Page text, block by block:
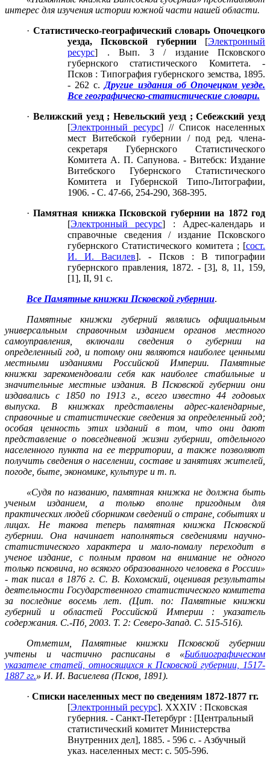
интерес для изучения истории южной части нашей области.
· Статистическо-географический словарь Опочецкого
уезда, Псковской губернии[Электронный
ресурс] . Вып. 3 / издание Псковского
губернского статистического Комитета. -
Псков : Типография губернского земства, 1895.
- 262 с. Другие издания об Опочецком уезде.
Все географическо-статистические словари.
· Велижский уезд ; Невельский уезд ; Себежский уезд
[Электронный ресурс] // Список населенных
мест Витебской губернии / под ред. члена-
секретаря Губернского Статистического
Комитета А. П. Сапунова. - Витебск: Издание
Витебского Губернского Статистического
Комитета и Губернской Типо-Литографии,
1906. - С. 47-66, 254-290, 368-395.
·Памятная книжка Псковской губернии на 1872 год
[Электронный ресурс] : Адрес-календарь и
справочные сведения / издание Псковского
губернского Статистического комитета ; [сост.
И. И. Василев]. - Псков : В типографии
губернского правления, 1872. - [3], 8, 11, 159,
[1], II, 91 с.
Все Памятные книжки Псковской губернии.
Памятные книжки губерний являлись официальным
универсальным справочным изданием органов местного
самоуправления, включали сведения о губернии на
определенный год, и потому они являются наиболее ценными
местными изданиями Российской Империи. Памятные
книжки зарекомендовали себя как наиболее стабильные и
значительные местные издания. В Псковской губернии они
издавались с 1850 по 1913 г., всего известно 44 годовых
выпуска.
В книжках представлены адрес-календарные,
справочные и статистические сведения за определенный год;
особая ценность этих изданий в том, что они дают
представление о повседневной жизни губернии, отдельного
населенного пункта на ее территории, а также позволяют
получить сведения о населении, составе и занятиях жителей,
погоде, быте, экономике, культуре и т. п.
«Судя по названию, памятная книжка не должна быть
ученым изданием, а только вполне пригодным для
практических людей сборником сведений о стране, событиях и
лицах. Не такова теперь памятная книжка Псковской
губернии. Она начинает наполняться сведениями научно-
статистического характера и мало-помалу переходит в
ученое издание, с полным правом на внимание не одного
только псковича, но всякого образованного человека в России»
- так писал в 1876 г. С. В. Кохомский, оценивая результаты
деятельности Государственного статистического комитета
за последние восемь лет. (Цит. по: Памятные книжки
губерний и областей Российской Империи : указатель
содержания. С.-Пб, 2003. Т. 2: Северо-Запад. С. 515-516).
Отметим, Памятные книжки Псковской губернии
учтены и частично расписаны в «Библиографическом
указателе статей, относящихся к Псковской губернии, 1517-
1887 гг.» И. И. Васиелева (Псков, 1891).
· Списки населенных мест по сведениям 1872-1877 гг.
[Электронный ресурс]. XXXIV : Псковская
губерния. - Санкт-Петербург : [Центральный
статистический комитет Министерства
Внутренних дел], 1885. - 596 с. - Азбучный
указ. населенных мест: с. 505-596.